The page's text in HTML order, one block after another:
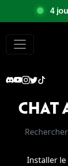
4
Chat
Rechercher
Installer le